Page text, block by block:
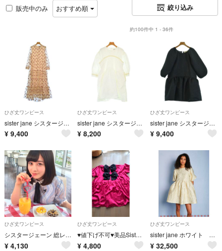
販売中のみ おすすめ順 絞り込み
約100件中 1 - 36件
ひざ丈ワンピース
sister jane シスタージェーン ワンピース S ピンク 【古着】【中古】【送料無料】
¥ 9,400
ひざ丈ワンピース
sister jane シスタージェーン ワンピース XS 白 【古着】【中古】【送料無料】
¥ 8,200
ひざ丈ワンピース
sister jane シスタージェーン ワンピース S 黒 【古着】【中古】【送料無料】
¥ 9,400
ひざ丈ワンピース
シスタージェーン 総レース ワンピース ビジュー ビッグリボン 橋本環奈さん着用
¥ 4,130
ひざ丈ワンピース
♥値下げ不可♥美品SisterJANEのバックリボンピンクワンピース
¥ 4,800
ひざ丈ワンピース
sister jane ホワイト ワンピース ミニドレス パーティドレス 新品
¥ 32,500